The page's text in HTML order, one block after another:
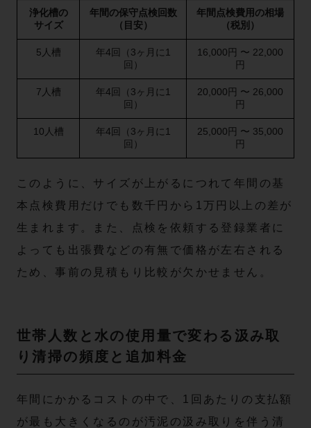
浄化槽の
サイズ
年間の保守点検回数
（目安）
年間点検費用の相場
（税別）
5人槽
年4回（3ヶ月に1
回）
16,000円 〜 22,000
円
7人槽
年4回（3ヶ月に1
回）
20,000円 〜 26,000
円
10人槽
年4回（3ヶ月に1
回）
25,000円 〜 35,000
円
このように、サイズが上がるにつれて年間の基
本点検費用だけでも数千円から1万円以上の差が
生まれます。また、点検を依頼する登録業者に
よっても出張費などの有無で価格が左右される
ため、事前の見積もり比較が欠かせません。
世帯人数と水の使用量で変わる汲み取
り清掃の頻度と追加料金
年間にかかるコストの中で、1回あたりの支払額
が最も大きくなるのが汚泥の汲み取りを伴う清